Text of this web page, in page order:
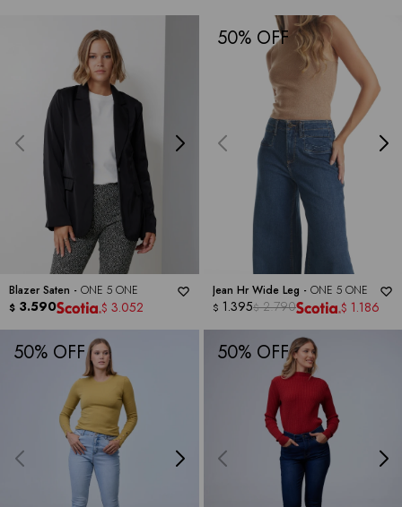
Blazer Saten - ONE 5 ONE
$ 3.590 $ 3.052
50
Jean Hr Wide Leg - ONE 5 ONE
$ 1.395$ 2.790 $ 1.186
50 50